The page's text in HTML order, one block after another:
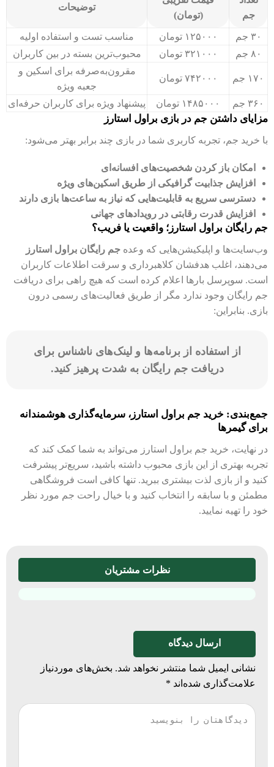
جم
(تومان)
توضیحات
۳۰ جم ۱۲۵۰۰۰ تومان
مناسب تست و استفاده اولیه
۸۰ جم
۳۲۱۰۰۰ تومان محبوب‌ترین بسته در بین کاربران
۱۷۰ جم ۷۴۲۰۰۰ تومان
مقرون‌به‌صرفه برای اسکین و
جعبه ویژه
۳۶۰ جم
۱۴۸۵۰۰۰ تومان پیشنهاد ویژه برای کاربران حرفه‌ای
مزایای داشتن جم در بازی براول استارز
با خرید جم، تجربه کاربری شما در بازی چند برابر بهتر می‌شود:
امکان باز کردن شخصیت‌های افسانه‌ای
افزایش جذابیت گرافیکی از طریق اسکین‌های ویژه
دسترسی سریع به قابلیت‌هایی که نیاز به ساعت‌ها بازی دارند
افزایش قدرت رقابتی در رویدادهای جهانی
جم رایگان براول استارز؛ واقعیت یا فریب؟
وب‌سایت‌ها و اپلیکیشن‌هایی که وعده جم رایگان براول استارز
می‌دهند، اغلب هدفشان کلاهبرداری و سرقت اطلاعات کاربران
است. سوپرسل بارها اعلام کرده است که هیچ راهی برای دریافت
جم رایگان وجود ندارد مگر از طریق فعالیت‌های رسمی درون
بازی. بنابراین:
از استفاده از برنامه‌ها و لینک‌های ناشناس برای
دریافت جم رایگان به شدت پرهیز کنید.
جمع‌بندی: خرید جم براول استارز، سرمایه‌گذاری هوشمندانه
برای گیمرها
در نهایت، خرید جم براول استارز می‌تواند به شما کمک کند که
تجربه بهتری از این بازی محبوب داشته باشید، سریع‌تر پیشرفت
کنید و از بازی لذت بیشتری ببرید. تنها کافی است فروشگاهی
مطمئن و با سابقه را انتخاب کنید و با خیال راحت جم مورد نظر
خود را تهیه نمایید.
نظرات مشتریان
ارسال دیدگاه
نشانی ایمیل شما منتشر نخواهد شد. بخش‌های موردنیاز
علامت‌گذاری شده‌اند *